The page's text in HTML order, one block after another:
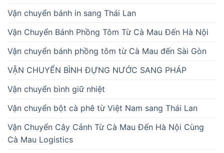
Vận chuyển bánh in sang Thái Lan
Vận Chuyển Bánh Phồng Tôm Từ Cà Mau Đến Hà Nội
Vận chuyển bánh phồng tôm từ Cà Mau đến Sài Gòn
VẬN CHUYỂN BÌNH ĐỰNG NƯỚC SANG PHÁP
Vận chuyển bình giữ nhiệt
Vận chuyển bột cà phê từ Việt Nam sang Thái Lan
Vận Chuyển Cây Cảnh Từ Cà Mau Đến Hà Nội Cùng
Cà Mau Logistics